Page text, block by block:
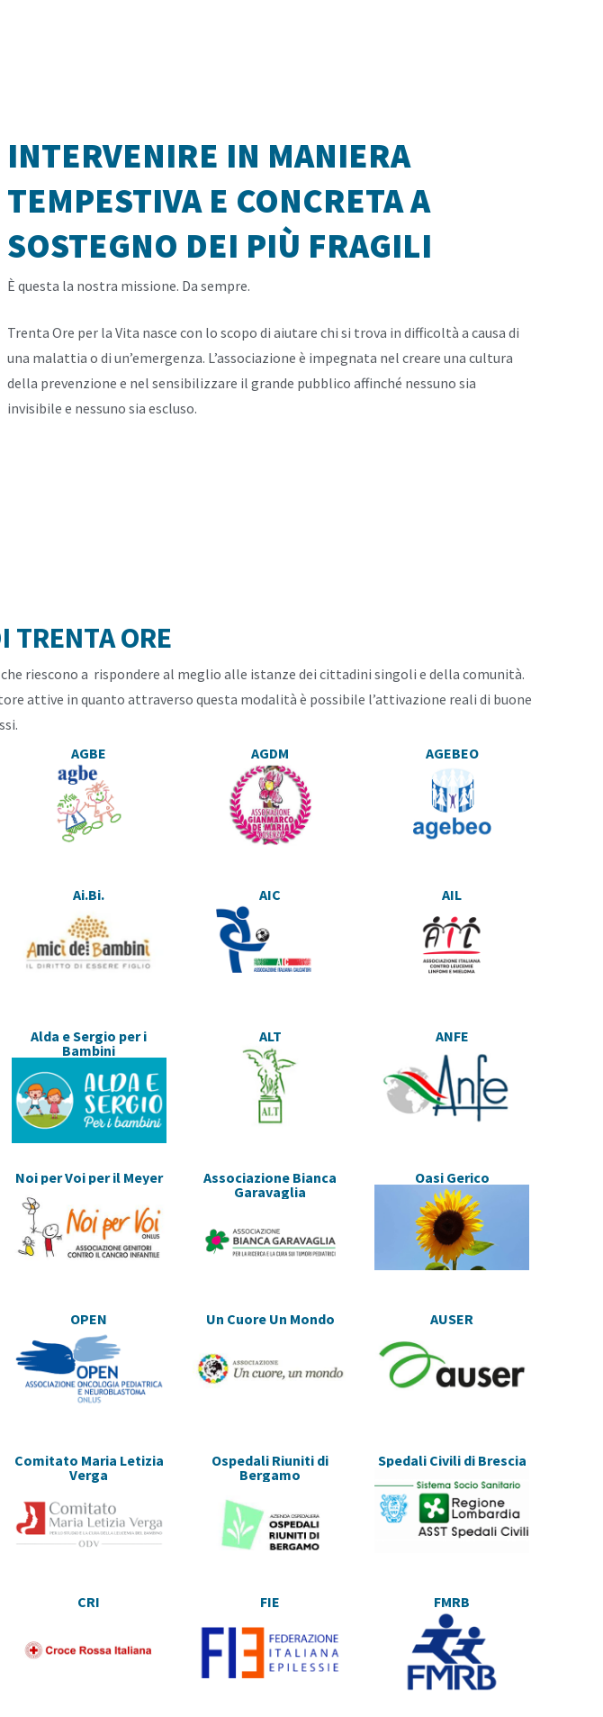
INTERVENIRE IN MANIERA
TEMPESTIVA E CONCRETA A
SOSTEGNO DEI PIÙ FRAGILI
È questa la nostra missione. Da sempre.
Trenta Ore per la Vita nasce con lo scopo di aiutare chi si trova in difficoltà a causa di
una malattia o di un’emergenza. L’associazione è impegnata nel creare una cultura
della prevenzione e nel sensibilizzare il grande pubblico affinché nessuno sia
invisibile e nessuno sia escluso.
TRENTA ORE
riescono a rispondere al meglio alle istanze dei cittadini singoli e della comunità.
attive in quanto attraverso questa modalità è possibile l’attivazione reali di buone
AGBE AGDM AGEBEO
Ai.Bi. AIC AIL
Alda e Sergio per i
Bambini
ALT ANFE
Noi per Voi per il Meyer
Associazione Bianca
Garavaglia
Oasi Gerico
OPEN Un Cuore Un Mondo AUSER
Comitato Maria Letizia
Verga
Ospedali Riuniti di
Bergamo
Spedali Civili di Brescia
CRI FIE FMRB